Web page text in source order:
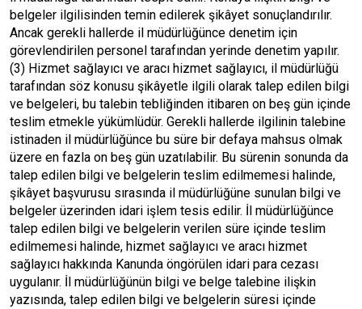
belgeler ilgilisinden temin edilerek şikâyet sonuçlandırılır.
Ancak gerekli hallerde il müdürlüğünce denetim için
görevlendirilen personel tarafından yerinde denetim yapılır.
(3) Hizmet sağlayıcı ve aracı hizmet sağlayıcı, il müdürlüğü
tarafından söz konusu şikâyetle ilgili olarak talep edilen bilgi
ve belgeleri, bu talebin tebliğinden itibaren on beş gün içinde
teslim etmekle yükümlüdür. Gerekli hallerde ilgilinin talebine
istinaden il müdürlüğünce bu süre bir defaya mahsus olmak
üzere en fazla on beş gün uzatılabilir. Bu sürenin sonunda da
talep edilen bilgi ve belgelerin teslim edilmemesi halinde,
şikâyet başvurusu sırasında il müdürlüğüne sunulan bilgi ve
belgeler üzerinden idari işlem tesis edilir. İl müdürlüğünce
talep edilen bilgi ve belgelerin verilen süre içinde teslim
edilmemesi halinde, hizmet sağlayıcı ve aracı hizmet
sağlayıcı hakkında Kanunda öngörülen idari para cezası
uygulanır. İl müdürlüğünün bilgi ve belge talebine ilişkin
yazısında, talep edilen bilgi ve belgelerin süresi içinde